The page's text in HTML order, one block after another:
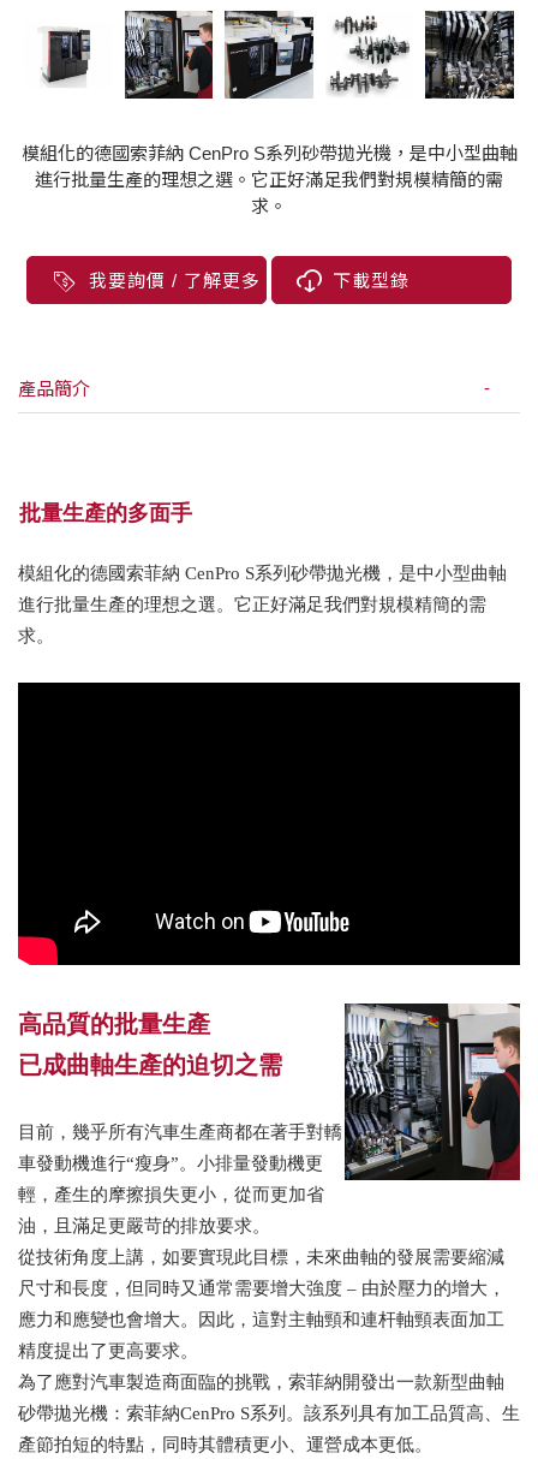
模組化的德國索菲納 CenPro S系列砂帶拋光機，是中小型曲軸
進行批量生產的理想之選。它正好滿足我們對規模精簡的需
求。
我要詢價 / 了解更多 下載型錄
產品簡介
批量生產的多面手
模組化的德國索菲納 CenPro S系列砂帶拋光機，是中小型曲軸
進行批量生產的理想之選。它正好滿足我們對規模精簡的需
求。
高品質的批量生產
已成曲軸生產的迫切之需
目前，幾乎所有汽車生產商都在著手對轎
車發動機進行“瘦身”。小排量發動機更
輕，產生的摩擦損失更小，從而更加省
油，且滿足更嚴苛的排放要求。
從技術角度上講，如要實現此目標，未來曲軸的發展需要縮減
尺寸和長度，但同時又通常需要增大強度 – 由於壓力的增大，
應力和應變也會增大。因此，這對主軸頸和連杆軸頸表面加工
精度提出了更高要求。
為了應對汽車製造商面臨的挑戰，索菲納開發出一款新型曲軸
砂帶拋光機：索菲納CenPro S系列。該系列具有加工品質高、生
產節拍短的特點，同時其體積更小、運營成本更低。